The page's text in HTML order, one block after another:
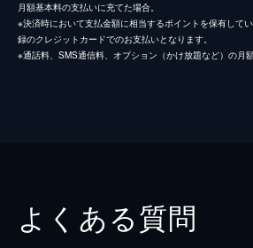
月額基本料の支払いに充てた場合。
※決済時において支払金額に相当するポイントを保有して
録のクレジットカードでのお支払いとなります。
※通話料、SMS通信料、オプション（かけ放題など）の月
よくある質問